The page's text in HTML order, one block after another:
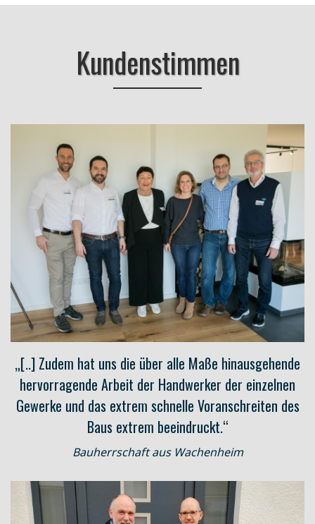
Kundenstimmen
„[..] Zudem hat uns die über alle Maße hinausgehende
hervorragende Arbeit der Handwerker der einzelnen
Gewerke und das extrem schnelle Voranschreiten des
Baus extrem beeindruckt.“
Bauherrschaft aus Wachenheim